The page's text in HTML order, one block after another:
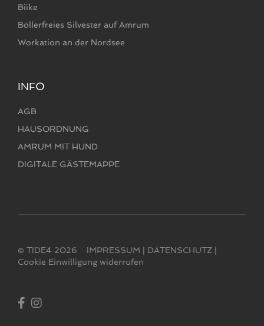
Biike
Böllerfreies Silvester auf Amrum
Workation an der Nordsee
INFO
AGB
HAUSORDNUNG
AMRUM MIT HUND
DIGITALE GÄSTEMAPPE
© TIDE4 2026 IMPRESSUM DATENSCHUTZ
Cookie Einwilligung widerrufen